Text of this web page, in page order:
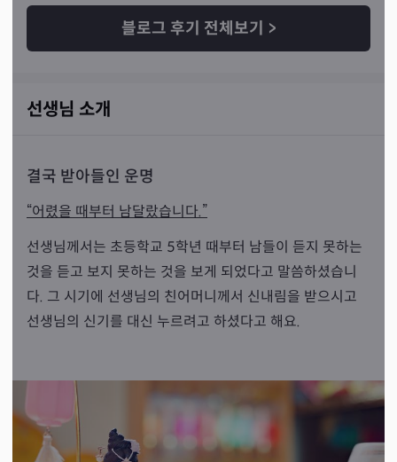
블로그 후기 전체보기 >
선생님 소개
결국 받아들인 운명
“어렸을 때부터 남달랐습니다.”
선생님께서는 초등학교 5학년 때부터 남들이 듣지 못하는
것을 듣고 보지 못하는 것을 보게 되었다고 말씀하셨습니
다. 그 시기에 선생님의 친어머니께서 신내림을 받으시고
선생님의 신기를 대신 누르려고 하셨다고 해요.